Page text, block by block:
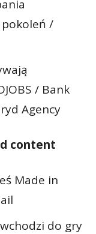
pokoleń /
/ Bank
Agency
content
Made in
do gry